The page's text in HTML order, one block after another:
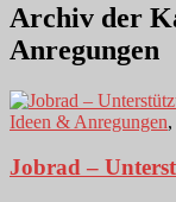
Archiv der
Anregungen
Ideen & Anregungen,
Jobrad –